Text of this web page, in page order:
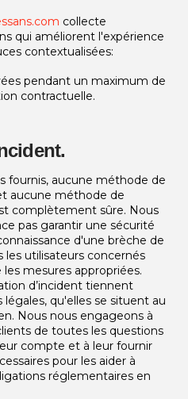
collecte
qui améliorent l'expérience
contextualisées:
pendant un maximum de
contractuelle.
fournis, aucune méthode de
aucune méthode de
complètement sûre. Nous
pas garantir une sécurité
d'une brèche de
les utilisateurs concernés
mesures appropriées.
d’incident tiennent
qu'elles se situent au
Nous nous engageons à
de toutes les questions
compte et à leur fournir
pour les aider à
réglementaires en